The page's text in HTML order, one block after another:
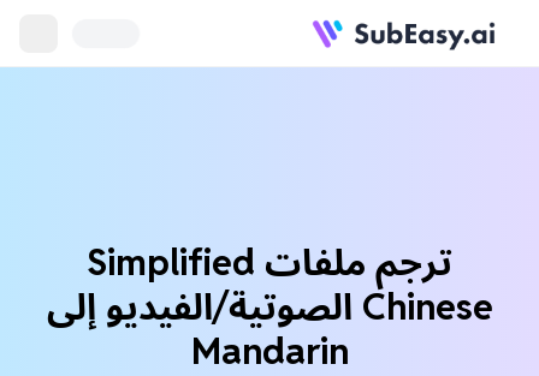
ترجم ملفات Simplified
Chinese الصوتية/الفيديو إلى
Mandarin